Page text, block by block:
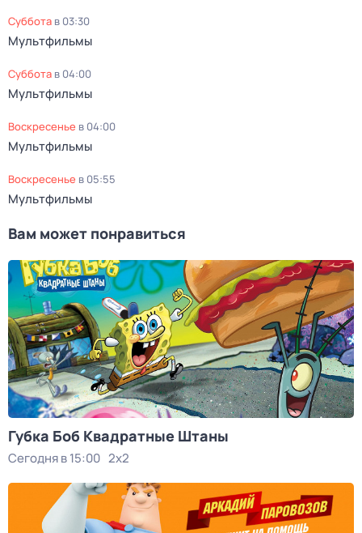
суббота в 03:30
Мультфильмы
суббота в 04:00
Мультфильмы
воскресенье в 04:00
Мультфильмы
воскресенье в 05:55
Мультфильмы
Вам может понравиться
Губка Боб Квадратные Штаны
Сегодня в 15:00 2x2